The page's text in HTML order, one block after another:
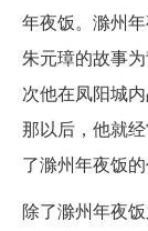
年夜饭。滁州
朱元璋的故事
次他在凤阳城
那以后，他就
了滁州年夜饭
除了滁州年夜